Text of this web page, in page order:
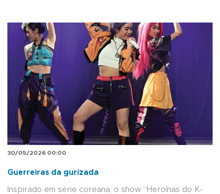
30/05/2026 00:00
Guerreiras da gurizada
Inspirado em série coreana, o show “Heroínas do K-